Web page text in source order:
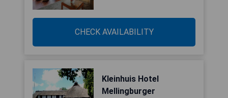
CHECK AVAILABILITY
Kleinhuis Hotel
Mellingburger